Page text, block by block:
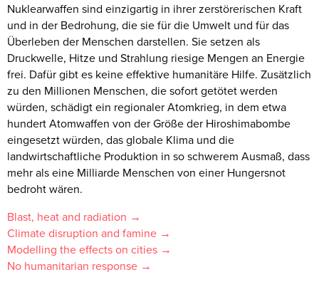
Nuklearwaffen sind einzigartig in ihrer zerstörerischen Kraft
und in der Bedrohung, die sie für die Umwelt und für das
Überleben der Menschen darstellen. Sie setzen als
Druckwelle, Hitze und Strahlung riesige Mengen an Energie
frei. Dafür gibt es keine effektive humanitäre Hilfe. Zusätzlich
zu den Millionen Menschen, die sofort getötet werden
würden, schädigt ein regionaler Atomkrieg, in dem etwa
hundert Atomwaffen von der Größe der Hiroshimabombe
eingesetzt würden, das globale Klima und die
landwirtschaftliche Produktion in so schwerem Ausmaß, dass
mehr als eine Milliarde Menschen von einer Hungersnot
bedroht wären.
Blast, heat and radiation →
Climate disruption and famine →
Modelling the effects on cities →
No humanitarian response →